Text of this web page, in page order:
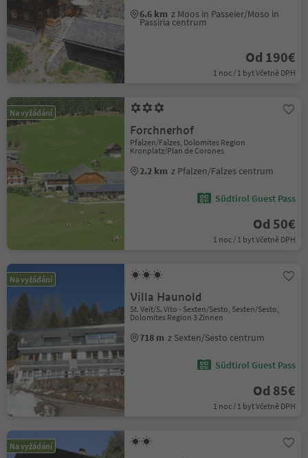
6.6 km z Moos in Passeier/Moso in
Passiria centrum
Od 190€
1 noc / 1 byt Včetně DPH
Na vyžádání
Forchnerhof
Pfalzen/Falzes, Dolomites Region
Kronplatz/Plan de Corones
2.2 km z Pfalzen/Falzes centrum
Südtirol Guest Pass
Od 50€
1 noc / 1 byt Včetně DPH
Na vyžádání
Villa Haunold
St. Veit/S. Vito - Sexten/Sesto, Sexten/Sesto,
Dolomites Region 3 Zinnen
718 m z Sexten/Sesto centrum
Südtirol Guest Pass
Od 85€
1 noc / 1 byt Včetně DPH
Na vyžádání